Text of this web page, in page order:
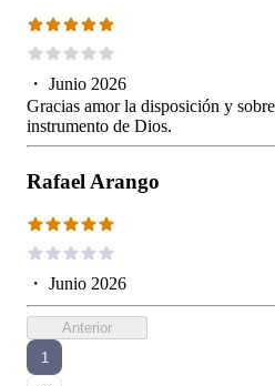
・ Junio 2026
Gracias amor la disposición y
instrumento de Dios.
Rafael Arango
・ Junio 2026
Anterior
1